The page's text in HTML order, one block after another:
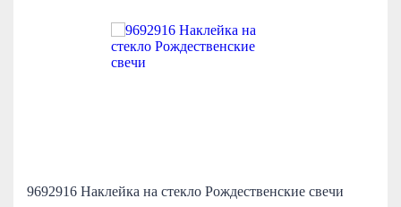
9692916 Наклейка на стекло Рождественские свечи